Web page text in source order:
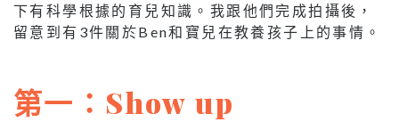
下有科學根據的育兒知識。我跟他們完成拍攝後，
留意到有3件關於Ben和寶兒在教養孩子上的事情。
第一：Show up